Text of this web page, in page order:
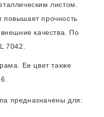
листом.
прочность
качества. По
7042.
Ее цвет также
предназначены для: